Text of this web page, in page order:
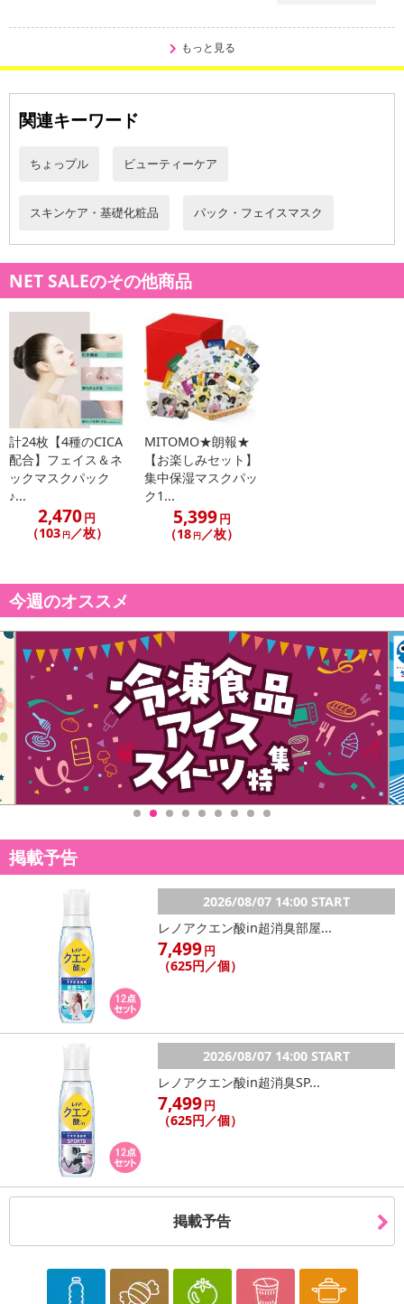
★お悩みに合わせてスキンケアプラン！
【商品内容】
ン・セラミド」・・・弾力ケア
毛穴ケア
か」・・・ツヤ肌ケア
・「アルガンオイル&ココナッツオイル・ヒアルロン酸・緑茶・ビ
タミンC・桜」・・・美肌ケア
・「プラセンタ&ゆず・ヒアルロン酸・海藻・ビタミンC・プラチ
ナ」・・・水光ケア
・使用期限：
製造後3年
※商品到着時点でのお日持ち期間は、配送日数などにより異なり
ますのでご了承ください。
・原産国（最終加工地）：日本製
・原材料/材質/素材：
共通成分：水、グリセリン、BG、DPG、フェノキシエタノール、
クロルフェネシン、アラントイン、カルボマー、パンテノール、PE
リアクリル酸Na
パッケージに表記の数字は製造年・製造月・バルク連番を記して
あります。
例えば「2004009」の場合
20→製造年
04→製造月
009→バルク連番
・注意事項：
※こちらの商品はランダムで製品を選択し公平にお入れしていま
ています。お申込み後の返品には一切応じられませんので、予めご
了承願います。
※配送注意事項※
Amazon倉庫から配送の為、配送伝票の【送り元】がアマゾンジ
ャパン合同会社となります。
注意事項
【賞味・消費期限のある商品について】
商品到着時点でのお日持ち期間は、配送日数などにより異なります
のでご了承ください。
【キャンセルについて】
※お申込み後のキャンセルはお受けできません。
記載されている内容を必ずご確認いただき、お届けする商品セット
にご納得いただきましたうえでお申し込みください。
※パッケージ変更や商品リニューアル（成分など含む）等により、
参考の掲載画像や画像内のバーコードなど、お届け商品と多少異な
また、[新たな加工食品の原料原産地表示制度]の経過措置期間の終
了により、商品詳細内に記載の原産国・原材料の表記が旧表記の場
もっと見る
関連キーワード
ちょっプル ビューティーケア
スキンケア・基礎化粧品 パック・フェイスマスク
NET SALEのその他商品
計24枚【4種のCICA
配合】フェイス＆ネ
ックマスクパック
♪...
2,470円
（103 円／枚）
MITOMO★朗報★
【お楽しみセット】
集中保湿マスクパッ
ク1...
5,399円
（18 円 ／枚）
今週のオススメ
掲載予告
2026/08/07 14:00 START
レノアクエン酸in超消臭部屋...
7,499円
（625円／個）
2026/08/07 14:00 START
レノアクエン酸in超消臭SP...
7,499円
（625円／個）
掲載予告